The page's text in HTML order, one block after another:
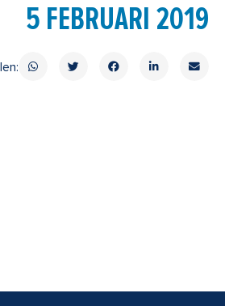
5 FEBRUARI 2019